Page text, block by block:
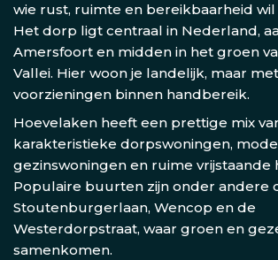
wie rust, ruimte en bereikbaarheid
Het dorp ligt centraal in Nederland,
Amersfoort en midden in het groen
Vallei. Hier woon je landelijk, maar
voorzieningen binnen handbereik.
Hoevelaken heeft een prettige mix
karakteristieke dorpswoningen,
gezinswoningen en ruime vrijstaande
Populaire buurten zijn onder andere
Stoutenburgerlaan, Wencop en de
Westerdorpstraat, waar groen en
samenkomen.